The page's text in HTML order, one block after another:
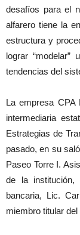
desafíos para el
alfarero tiene la
estructura y
lograr
tendencias del
La empresa CPA
intermediaria
Estrategias de
pasado, en su
Paseo Torre I.
de la institución,
bancaria, Lic.
miembro titular